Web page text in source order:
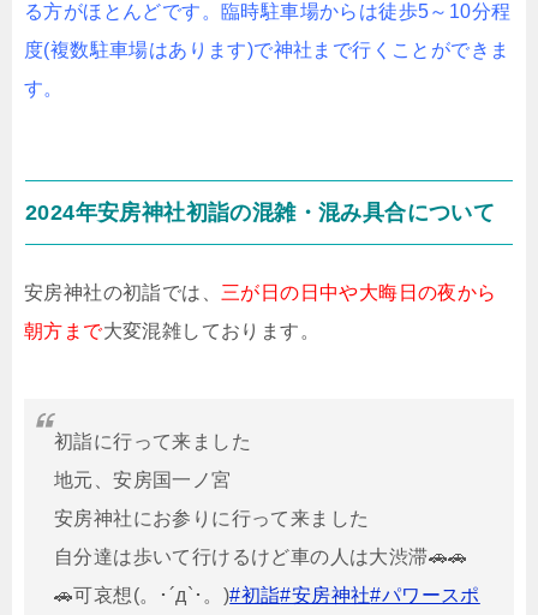
る方がほとんどです。臨時駐車場からは徒歩5～10分程
度(複数駐車場はあります)で神社まで行くことができま
す。
2024年安房神社初詣の混雑・混み具合について
安房神社の初詣では、 三が日の日中や大晦日の夜から
朝方まで大変混雑しております。
初詣に行って来ました
地元、安房国一ノ宮
安房神社にお参りに行って来ました
自分達は歩いて行けるけど車の人は大渋滞🚗🚗
🚗可哀想(。･´д`･。)#初詣#安房神社#パワースポ